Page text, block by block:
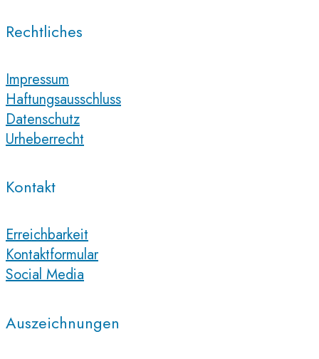
Rechtliches
Impressum
Haftungsausschluss
Datenschutz
Urheberrecht
Kontakt
Erreichbarkeit
Kontaktformular
Social Media
Auszeichnungen